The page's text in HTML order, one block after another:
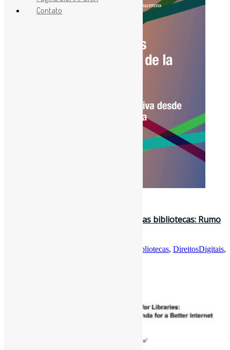
Garantindo os direitos digitais para as bibliotecas: Rumo
Bibliotecas, DireitosDigitais,
Contato